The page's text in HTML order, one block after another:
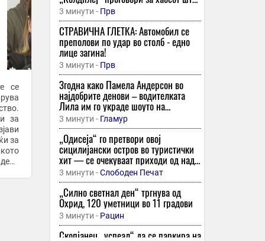
се
за
за
го доживеала!
3 минути - Прв
СТРАВИЧНА ГЛЕТКА: Автомобил се
преполови по удар во столб - едно
лице загина!
3 минути - Прв
Згодна како Памела Андерсон во
најдобрите денови – водителката
Лила им го украде шоуто на
помладите
3 минути - Гламур
„Одисеја“ го претвори овој
сицилијански остров во туристички
хит — се очекуваат приходи од над
половина милијарда долари
3 минути -Слободен Печат
„Силно светнал ден“ тргнува од
Охрид, 120 уметници во 11 градови
3 минути - Рацин
Скопјанец „успеал“ да се паркира на